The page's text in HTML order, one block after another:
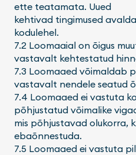
ette teatamata. Uued
kehtivad tingimused
kodulehel.
7.2 Loomaaial on õigus
vastavalt kehtestatud
7.3 Loomaaed võimaldab
vastavalt nendele seatud
7.4 Loomaaed ei vastuta
põhjustatud võimalike
mis põhjustavad olukorra,
ebaõnnestuda.
7.5 Loomaaed ei vastuta